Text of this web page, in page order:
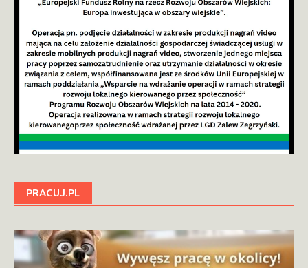
PRACUJ.PL